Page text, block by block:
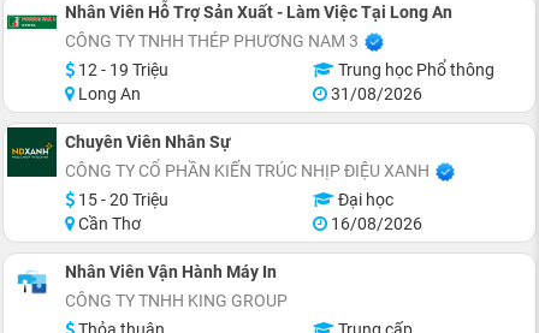
Nhân Viên Hỗ Trợ Sản Xuất - Làm Việc Tại Long An
CÔNG TY TNHH THÉP PHƯƠNG NAM 3
12 - 19 Triệu
Trung học Phổ thông
Long An
31/08/2026
Chuyên Viên Nhân Sự
CÔNG TY CỔ PHẦN KIẾN TRÚC NHỊP ĐIỆU XANH
15 - 20 Triệu
Đại học
Cần Thơ
16/08/2026
Nhân Viên Vận Hành Máy In
CÔNG TY TNHH KING GROUP
Thỏa thuận
Trung cấp